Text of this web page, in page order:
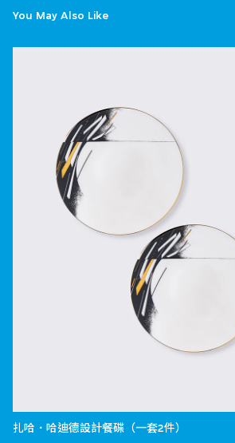
You May Also Like
扎哈．哈迪德設計餐碟（一套2件）